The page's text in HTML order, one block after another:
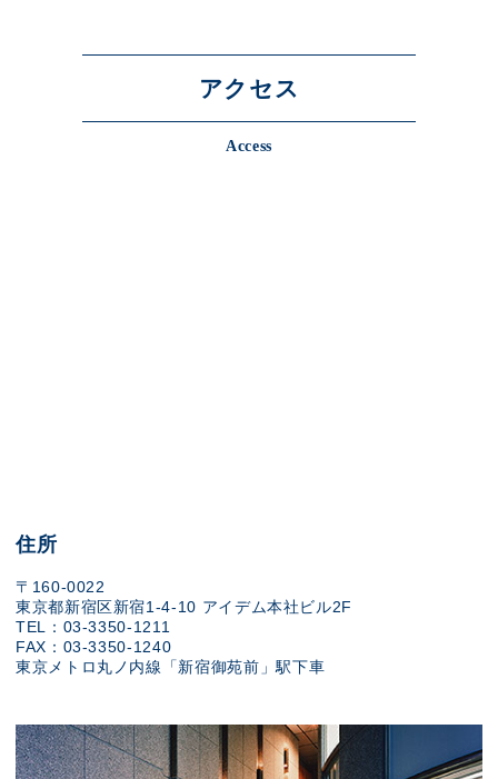
アクセス
Access
住所
〒160-0022
東京都新宿区新宿1-4-10 アイデム本社ビル2F
TEL：03-3350-1211
FAX：03-3350-1240
東京メトロ丸ノ内線「新宿御苑前」駅下車